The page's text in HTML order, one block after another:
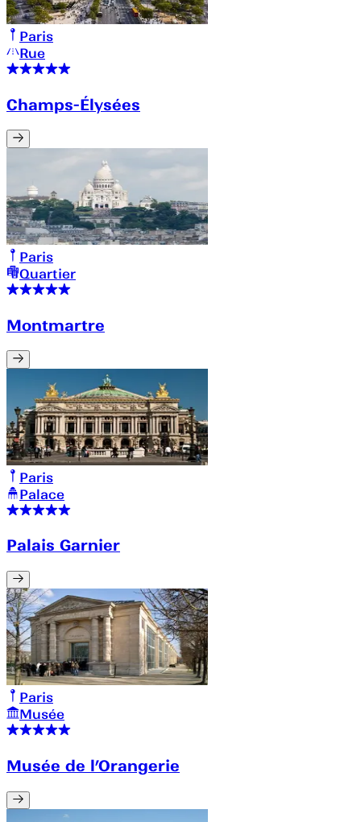
Paris
Rue
Champs-Élysées
Paris
Quartier
Montmartre
Paris
Palace
Palais Garnier
Paris
Musée
Musée de l’Orangerie